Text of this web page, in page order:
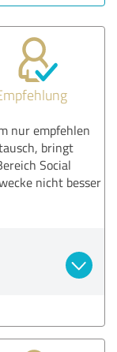
nur empfehlen
bringt
Social
nicht besser